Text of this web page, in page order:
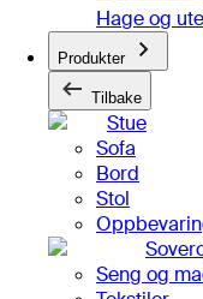
Hage og
Produkter
Tilbake
Stue
Sofa
Bord
Stol
Seng og